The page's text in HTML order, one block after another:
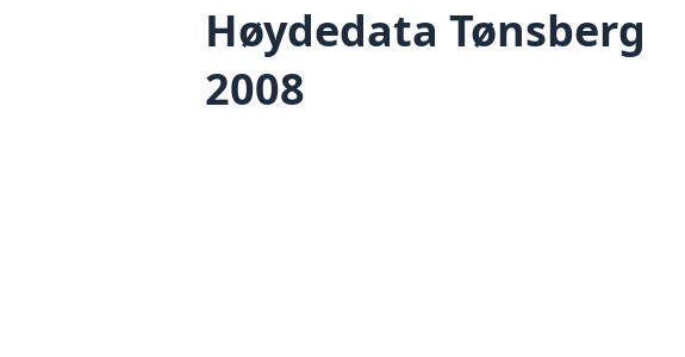
Høydedata Tønsberg
2008